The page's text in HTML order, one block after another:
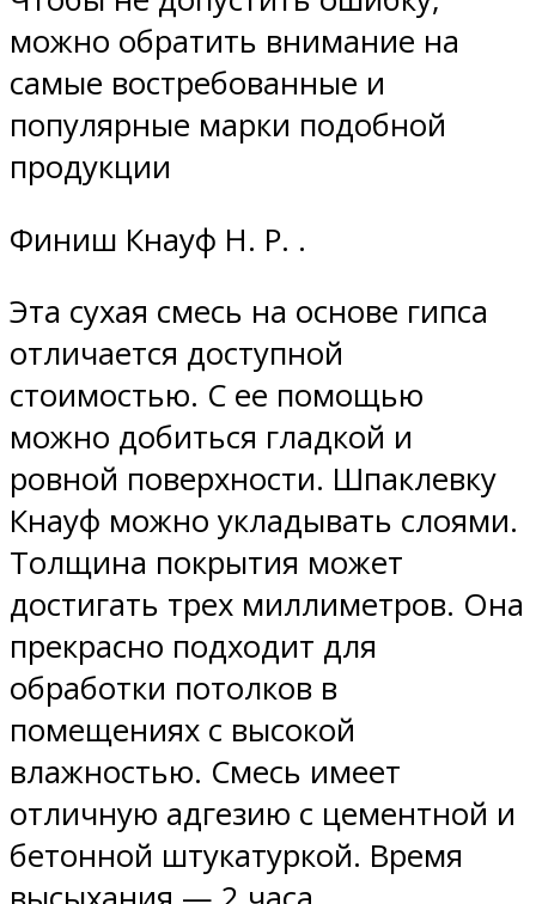
можно обратить внимание на
самые востребованные и
популярные марки подобной
продукции
Финиш Кнауф Н. Р. .
Эта сухая смесь на основе гипса
отличается доступной
стоимостью. С ее помощью
можно добиться гладкой и
ровной поверхности. Шпаклевку
Кнауф можно укладывать слоями.
Толщина покрытия может
достигать трех миллиметров. Она
прекрасно подходит для
обработки потолков в
помещениях с высокой
влажностью. Смесь имеет
отличную адгезию с цементной и
бетонной штукатуркой. Время